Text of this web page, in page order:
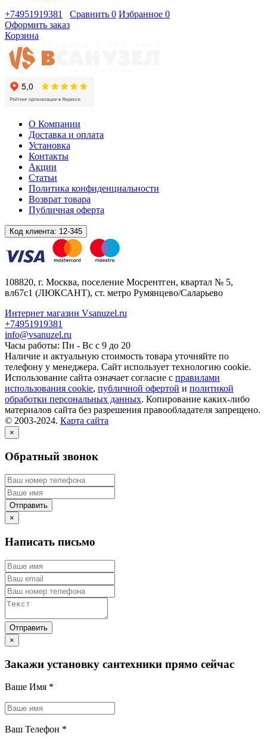
+74951919381
Сравнить 0 Избранное 0
Оформить заказ
Корзина
О Компании
Доставка и оплата
Установка
Контакты
Акции
Статьи
Политика конфиденциальности
Возврат товара
Публичная оферта
Код клиента: 12-345
108820, г. Москва, поселение Мосрентген, квартал № 5,
вл67с1 (ЛЮКСАНТ), ст. метро Румянцево/Саларьево
Интернет магазин Vsanuzel.ru
+74951919381
info@vsanuzel.ru
Часы работы: Пн - Вс с 9 до 20
Наличие и актуальную стоимость товара уточняйте по
телефону у менеджера. Сайт использует технологию cookie.
Использование сайта означает согласие с правилами
использования cookie, публичной офертой и политикой
обработки персональных данных. Копирование каких-либо
материалов сайта без разрешения правообладателя запрещено.
© 2003-2024. Карта сайта
×
Обратный звонок
×
Написать письмо
×
Закажи установку сантехники прямо сейчас
Ваше Имя *
Ваш Телефон *